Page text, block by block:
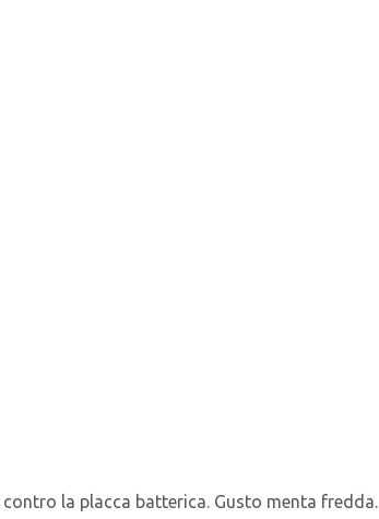
la placca batterica. Gusto menta fredda.